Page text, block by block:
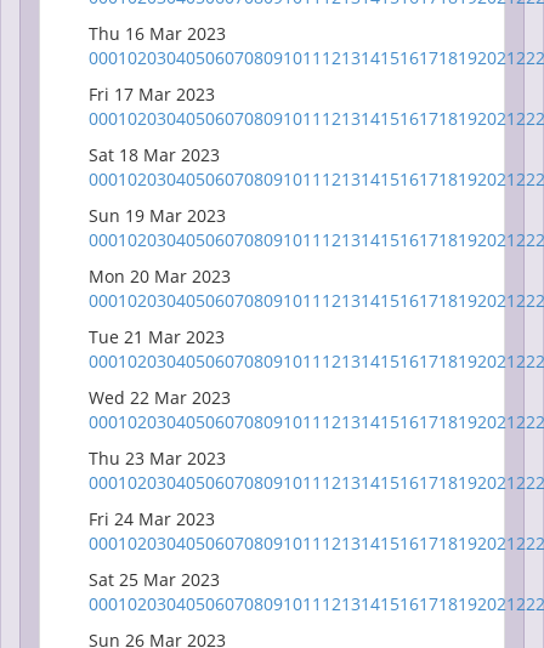
Thu 16 Mar 2023
000102030405060708091011 1213141516171819202122
Fri 17 Mar 2023
000102030405060708091011 1213141516171819202122
Sat 18 Mar 2023
000102030405060708091011 1213141516171819202122
Sun 19 Mar 2023
000102030405060708091011 1213141516171819202122
Mon 20 Mar 2023
000102030405060708091011 1213141516171819202122
Tue 21 Mar 2023
000102030405060708091011 1213141516171819202122
Wed 22 Mar 2023
000102030405060708091011 1213141516171819202122
Thu 23 Mar 2023
000102030405060708091011 1213141516171819202122
Fri 24 Mar 2023
000102030405060708091011 1213141516171819202122
Sat 25 Mar 2023
000102030405060708091011 1213141516171819202122
Sun 26 Mar 2023